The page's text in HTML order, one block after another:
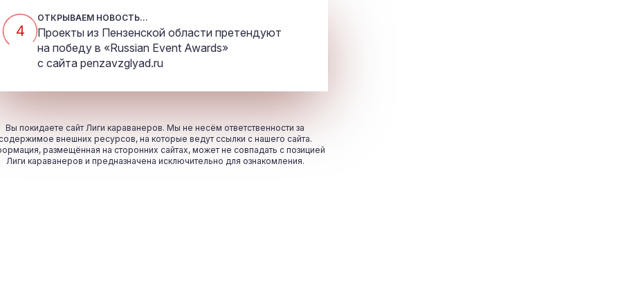
4
ОТКРЫВАЕМ НОВОСТЬ...
Проекты из Пензенской области претендуют
на победу в «Russian Event Awards»
с сайта penzavzglyad.ru
Вы покидаете сайт Лиги караванеров. Мы не несём ответственности за
внешних ресурсов, на которые ведут ссылки с нашего сайта.
размещённая на сторонних сайтах, может не совпадать с позицией
Лиги караванеров и предназначена исключительно для ознакомления.